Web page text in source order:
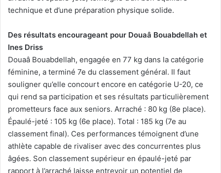
technique et d’une préparation physique solide.
Des résultats encourageant pour Douaâ Bouabdellah et
Ines Driss
Douaâ Bouabdellah, engagée en 77 kg dans la catégorie
féminine, a terminé 7e du classement général. Il faut
souligner qu’elle concourt encore en catégorie U-20, ce
qui rend sa participation et ses résultats particulièrement
prometteurs face aux seniors. Arraché : 80 kg (8e place).
Épaulé-jeté : 105 kg (6e place). Total : 185 kg (7e au
classement final). Ces performances témoignent d’une
athlète capable de rivaliser avec des concurrentes plus
âgées. Son classement supérieur en épaulé-jeté par
rapport à l’arraché laisse entrevoir un potentiel de